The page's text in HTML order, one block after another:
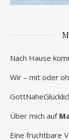
Nach Hause
Wir – mit oder
Über mich auf
Eine fruchtbare